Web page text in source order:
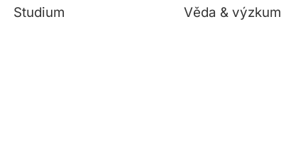
Studium Věda & výzkum